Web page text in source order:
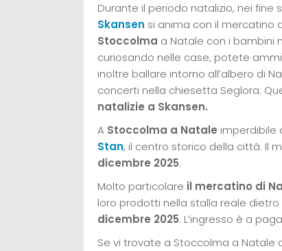
Durante il periodo natalizio, nei fine
Skansen si anima con il mercatino
Stoccolma a Natale con i bambini
curiosando nelle case, potete
inoltre ballare intorno all’albero di
concerti nella chiesetta Seglora.
natalizie a Skansen.
A Stoccolma a Natale imperdibile
Stan, il centro storico della città. Il
dicembre 2025.
Molto particolare il mercatino di
loro prodotti nella stalla reale
dicembre 2025. L’ingresso è a
Se vi trovate a Stoccolma a Natale